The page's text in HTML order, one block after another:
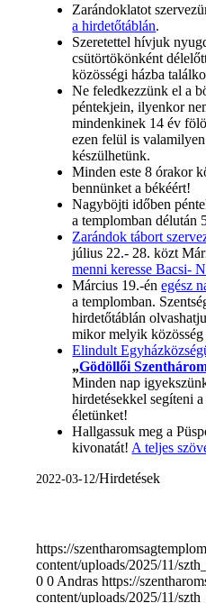
Zarándoklatot
a hirdetőtáblán.
Szeretettel hívjuk
csütörtökönként
közösségi házba
Ne feledkezzünk el a
péntekjein, ilyenkor
mindenkinek 14 év
ezen felül is
készülhetünk.
Minden este 8 órakor
bennünket a békéért!
Nagyböjti időben
a templomban délután
Zarándok tábort
július 22.- 28. közt
menni keresse Bacsi-
Március 19.-énegész
a templomban.
hirdetőtáblán
mikor melyik
Elindult
„Gödöllői
Minden nap
hirdetésekkel segíteni
életünket!
Hallgassuk meg a
kivonatát! A teljes
2022-03-12/Hirdetések
https://
content/uploads/2025/11/
0 0 Andras https://
content/uploads/2025/11/